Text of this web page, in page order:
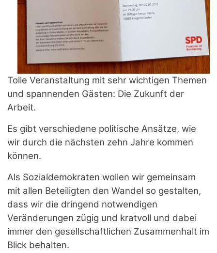
Tolle Veranstaltung mit sehr wichtigen Themen
und spannenden Gästen: Die Zukunft der
Arbeit.
Es gibt verschiedene politische Ansätze, wie
wir durch die nächsten zehn Jahre kommen
können.
Als Sozialdemokraten wollen wir gemeinsam
mit allen Beteiligten den Wandel so gestalten,
dass wir die dringend notwendigen
Veränderungen zügig und kratvoll und dabei
immer den gesellschaftlichen Zusammenhalt im
Blick behalten.